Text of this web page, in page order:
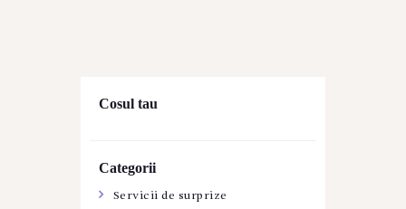
Cosul tau
Categorii
Servicii de surprize